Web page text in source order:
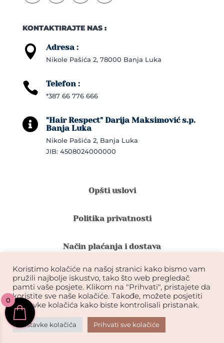
KONTAKTIRAJTE NAS :
 Adresa :
Nikole Pašića 2, 78000 Banja Luka
 Telefon :
*387 66 776 666

"Hair Respect" Darija Maksimović s.p.
Banja Luka
Nikole Pašića 2, Banja Luka
JIB: 4508024000000
Opšti uslovi
Politika privatnosti
Način plaćanja i dostava
Reklamacije i povrat robe
Garancija na kvalitet ekstenzija
Koristimo kolačiće na našoj stranici kako bismo vam
pružili najbolje iskustvo, tako što web pregledač
pamti vaše posjete. Klikom na "Prihvati", pristajete da
koristite sve naše kolačiće. Takođe, možete posjetiti
postavke kolačića kako biste kontrolisali pristanak.
Postavke kolačića Prihvati sve kolačiće
0